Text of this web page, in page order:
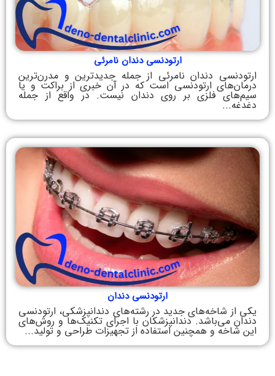
ارتودنسی دندان نامرئی
ارتودنسی دندان نامرئی از جمله جدیدترین و مدرن‌ترین
درمان‌های ارتودنسی است که در آن خبری از براکت و یا
سیم‌های فلزی بر روی دندان نیست. در واقع از جمله
دغدغه‌...
ارتودنسی دندان
یکی از شاخه‌های جدید در رشته‌های دندانپزشکی، ارتودنسی
دندان می‌باشد. دندانپزشکان با اجرای تکنیک‌ها و روش‌های
این شاخه و همچنین استفاده از تجهیزات طراحی و تولید...